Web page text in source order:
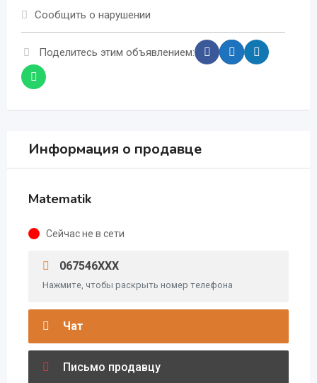
Сообщить о нарушении
Поделитесь этим объявлением:
Информация о продавце
Matematik
Сейчас не в сети
067546XXX
Нажмите, чтобы раскрыть номер телефона
Чат
Письмо продавцу